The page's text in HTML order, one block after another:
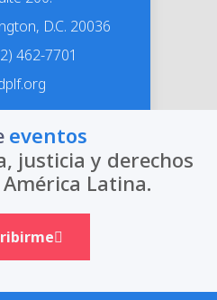
D.C. 20036
462-7701
eventos
justicia y derechos
Latina.